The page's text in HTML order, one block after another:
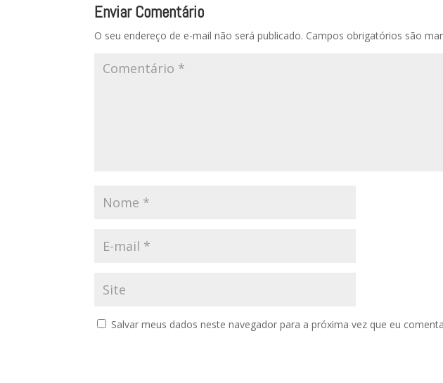
Enviar Comentário
O seu endereço de e-mail não será publicado. Campos obrigatórios são
Salvar meus dados neste navegador para a próxima vez que eu